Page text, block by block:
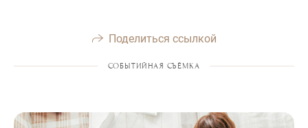
Поделиться ссылкой
СОБЫТИЙНАЯ СЪЁМКА